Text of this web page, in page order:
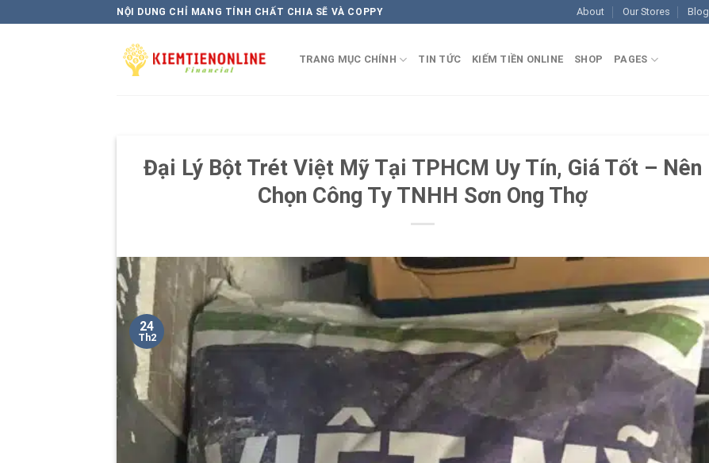
to
NỘI DUNG CHỈ MANG TÍNH CHẤT CHIA SẼ VÀ COPPY About Our Stores Blog
TRANG MỤC CHÍNH TIN TỨC KIẾM TIỀN ONLINE SHOP PAGES
Đại Lý Bột Trét Việt Mỹ Tại TPHCM Uy Tín, Giá Tốt – Nên
Chọn Công Ty TNHH Sơn Ong Thợ
24
Th2